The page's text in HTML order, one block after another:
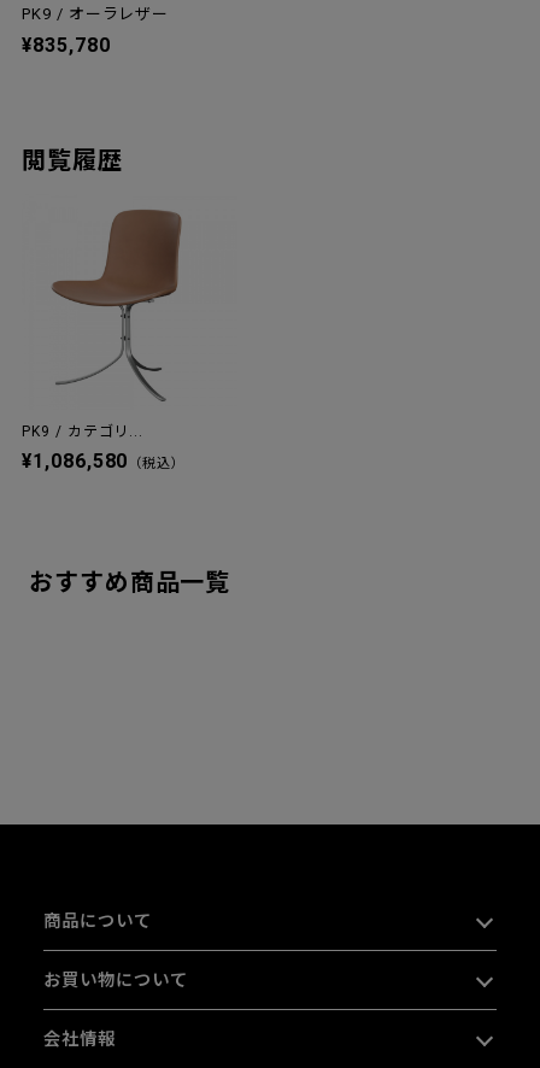
PK9 / オーラレザー
¥835,780
閲覧履歴
PK9 / カテゴリ...
¥1,086,580 （税込）
おすすめ商品一覧
商品について
お買い物について
会社情報